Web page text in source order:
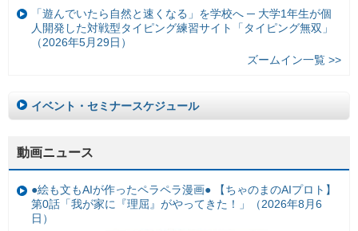
「遊んでいたら自然と速くなる」を学校へ ─ 大学1年生が個
人開発した対戦型タイピング練習サイト「タイピング無双」
（2026年5月29日）
ズームイン一覧 >>
イベント・セミナースケジュール
動画ニュース
●絵も文もAIが作ったペラペラ漫画● 【ちゃのまのAIプロト】
第0話「我が家に『理屈』がやってきた！」（2026年8月6
日）